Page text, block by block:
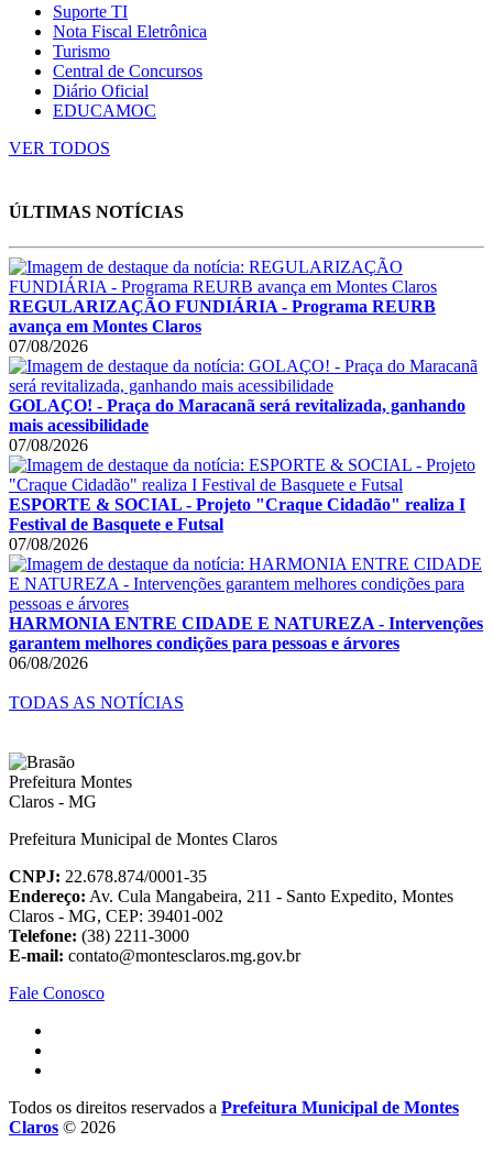
Suporte TI
Nota Fiscal Eletrônica
Turismo
Central de Concursos
Diário Oficial
EDUCAMOC
VER TODOS
ÚLTIMAS NOTÍCIAS
REGULARIZAÇÃO FUNDIÁRIA - Programa REURB
avança em Montes Claros
07/08/2026
GOLAÇO! - Praça do Maracanã será revitalizada, ganhando
mais acessibilidade
07/08/2026
ESPORTE & SOCIAL - Projeto "Craque Cidadão" realiza I
Festival de Basquete e Futsal
07/08/2026
HARMONIA ENTRE CIDADE E NATUREZA - Intervenções
garantem melhores condições para pessoas e árvores
06/08/2026
TODAS AS NOTÍCIAS
Prefeitura Municipal de Montes Claros
CNPJ: 22.678.874/0001-35
Endereço: Av. Cula Mangabeira, 211 - Santo Expedito, Montes
Claros - MG, CEP: 39401-002
Telefone: (38) 2211-3000
E-mail: contato@montesclaros.mg.gov.br
Fale Conosco
Todos os direitos reservados a Prefeitura Municipal de Montes
Claros © 2026